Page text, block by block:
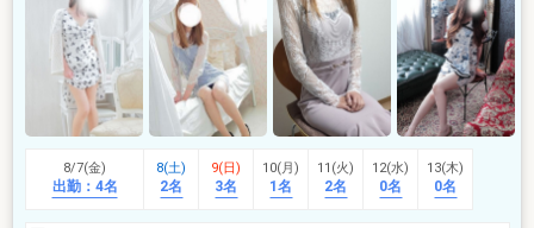
8/7(金)
出勤： 4名
8(土)
2名
9(日)
3名
10(月)
1名
11(火)
2名
12(水)
0名
13(木)
0名